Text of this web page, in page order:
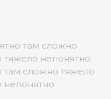
там сложно
непонятно
там сложно тяжело
непонятно